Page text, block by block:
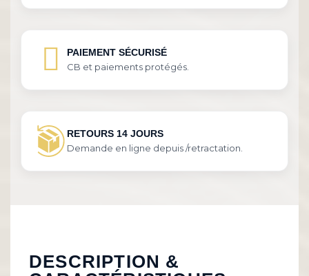
PAIEMENT SÉCURISÉ
CB et paiements protégés.
RETOURS 14 JOURS
Demande en ligne depuis /retractation.
DESCRIPTION &